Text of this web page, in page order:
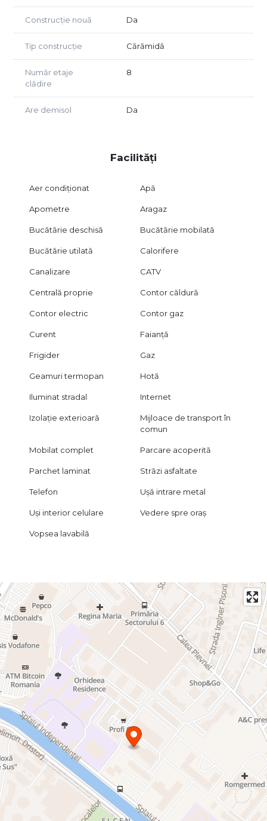
Construcție nouă Da
Tip construcție Cărămidă
Număr etaje
clădire
8
Are demisol Da
Facilități
Aer condiționat Apă
Apometre Aragaz
Bucătărie deschisă Bucătărie mobilată
Bucătărie utilată Calorifere
Canalizare CATV
Centrală proprie Contor căldură
Contor electric Contor gaz
Curent Faianță
Frigider Gaz
Geamuri termopan Hotă
Iluminat stradal Internet
Izolație exterioară
Mijloace de transport în
comun
Mobilat complet Parcare acoperită
Parchet laminat Străzi asfaltate
Telefon Ușă intrare metal
Uși interior celulare Vedere spre oraș
Vopsea lavabilă